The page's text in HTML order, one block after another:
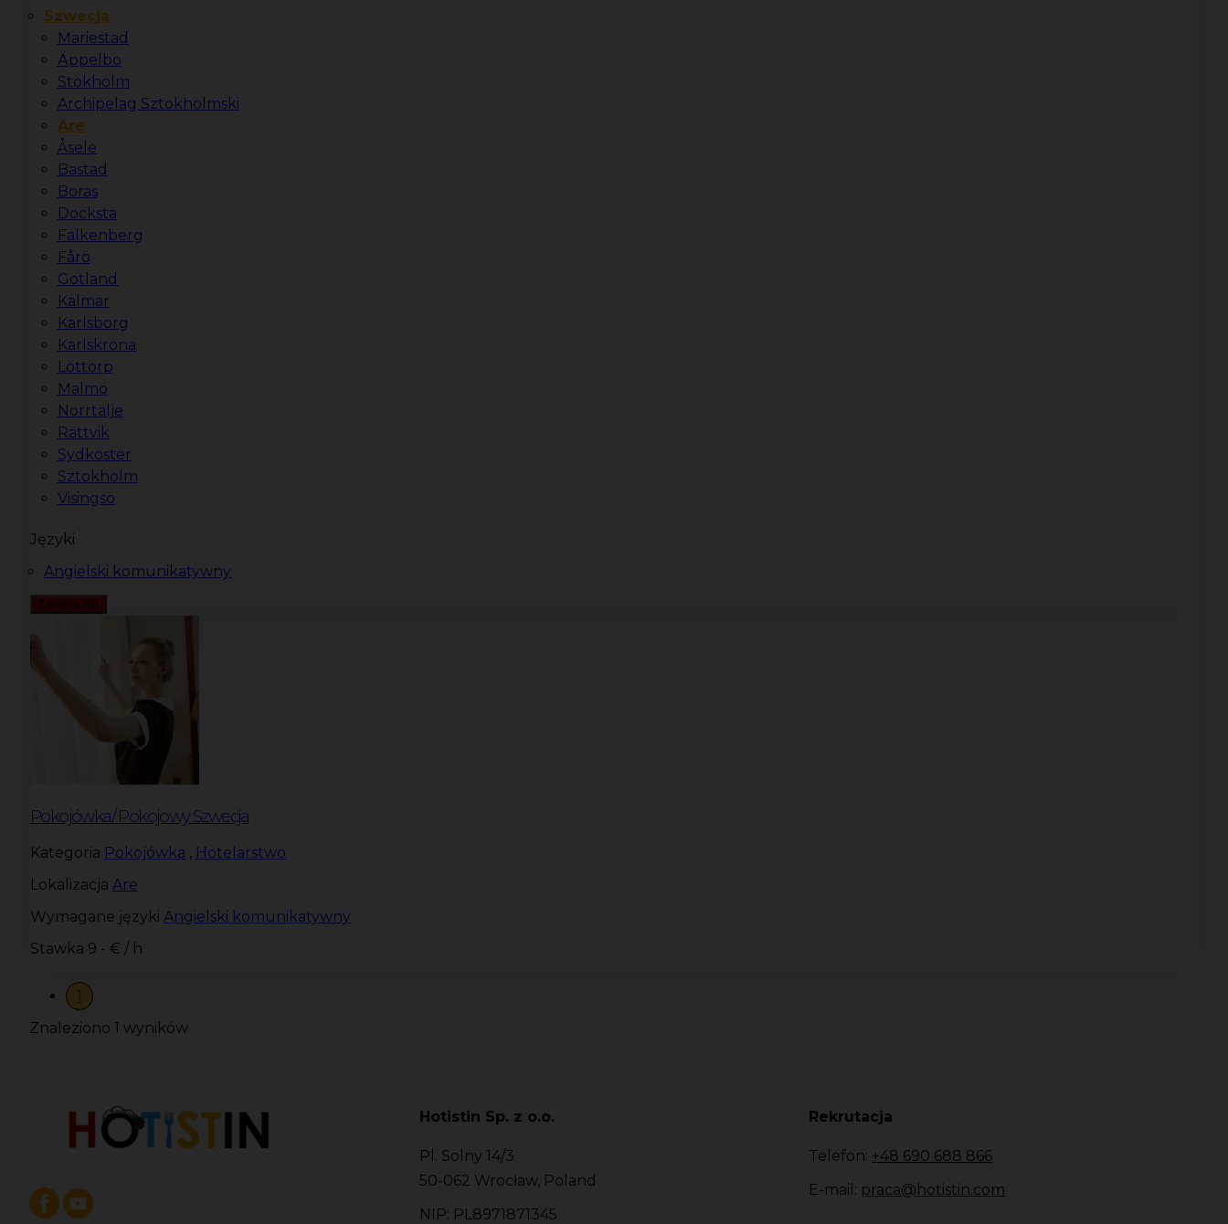
Szwecja
Mariestad
Äppelbo
Stokholm
Archipelag Sztokholmski
Are
Åsele
Bastad
Boras
Docksta
Falkenberg
Fårö
Gotland
Kalmar
Karlsborg
Karlskrona
Löttorp
Malmö
Norrtälje
Rättvik
Sydkoster
Sztokholm
Visingsö
Języki
Angielski komunikatywny
Zamknij filtr
Pokojówka/ Pokojowy Szwecja
Kategoria Pokojówka , Hotelarstwo
Lokalizacja Are
Wymagane języki Angielski komunikatywny
Stawka 9 - € / h
1
Znaleziono 1 wyników
Hotistin Sp. z o.o.
Pl. Solny 14/3
50-062 Wrocław, Poland
NIP: PL8971871345
Rekrutacja
Telefon: +48 690 688 866
E-mail: praca@hotistin.com